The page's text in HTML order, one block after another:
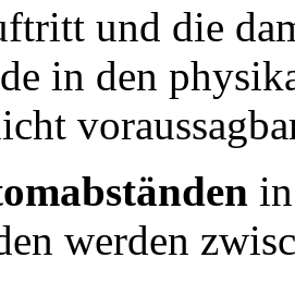
und die
in den
werden